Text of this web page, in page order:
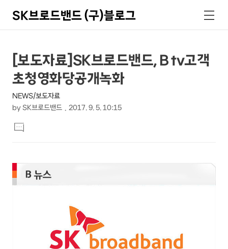
SK브로드밴드 (구)블로그
색
메
뉴
상
세
컨
텐
츠
본
문
제
목
[보도자료]SK브로드밴드, B tv고객
초청영화당공개녹화
NEWS/보도자료
by SK브로드밴드 2017. 9. 5. 10:15
문
댓
글